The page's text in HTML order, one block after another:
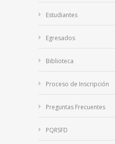
Estudiantes
Egresados
Biblioteca
Proceso de Inscripción
Preguntas Frecuentes
PQRSFD